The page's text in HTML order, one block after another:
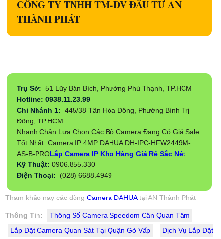
CÔNG TY TNHH TM-DV ĐẦU TƯ AN
THÀNH PHÁT
Trụ Sở: 51 Lũy Bán Bích, Phường Phú Thạnh, TP.HCM
Hotline: 0938.11.23.99
Chi Nhánh 1: 445/38 Tân Hòa Đông, Phường Bình Trị
Đông, TP.HCM
Nhanh Chân Lựa Chọn Các Bộ Camera Đang Có Giá Sale
Tốt Nhất: Camera IP 4MP DAHUA DH-IPC-HFW2449M-
AS-B-PROLắp Camera IP Kho Hàng Giá Rẻ Sắc Nét
Kỹ Thuật: 0906.855.330
Điện Thoại:
(028) 6688.4949
Tham khảo nay các dòng Camera DAHUAtại AN Thành Phát
Thông Tin:
Thông Số Camera Speedom Cần Quan Tâm
Lắp Đặt Camera Quan Sát Tại Quận Gò Vấp
Dịch Vụ Lắp Đặt